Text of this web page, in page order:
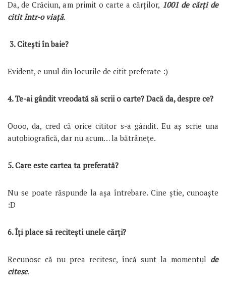
Da, de Crăciun, am primit o carte a cărților, 1001 de cărți de
citit într-o viață.
3. Citeşti în baie?
Evident, e unul din locurile de citit preferate :)
4. Te-ai gândit vreodată să scrii o carte? Dacă da, despre ce?
Oooo, da, cred că orice cititor s-a gândit. Eu aș scrie una
autobiografică, dar nu acum… la bătrânețe.
5. Care este cartea ta preferată?
Nu se poate răspunde la așa întrebare. Cine știe, cunoaște
:D
6. Îţi place să reciteşti unele cărţi?
Recunosc că nu prea recitesc, încă sunt la momentul de
citesc.